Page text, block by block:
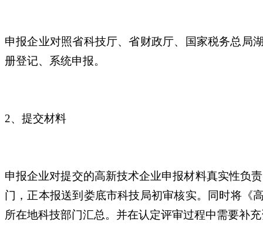
申报企业对照省科技厅、省财政厅、国家税务总局
册登记、系统申报。
2、提交材料
申报企业对提交的高新技术企业申报材料真实性负
门，正本报送到娄底市科技局初审核实。同时将《
所在地科技部门汇总。并在认定评审过程中需要补